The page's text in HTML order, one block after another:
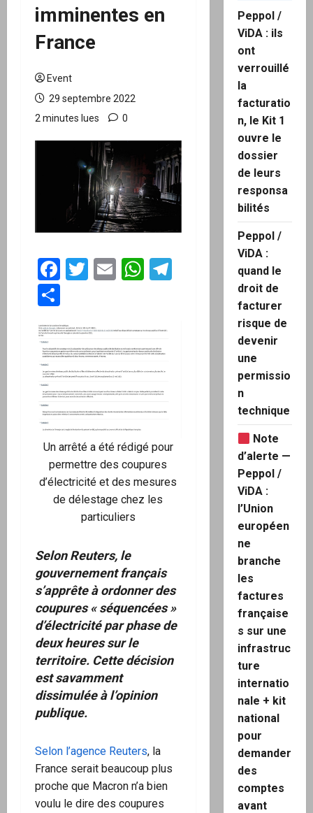
imminentes en
France
Event
29 septembre 2022
2 minutes lues
0
Facebook
Twitter
EmailWhatsApp
Telegram
Un arrêté a été rédigé pour
permettre des coupures
d’électricité et des mesures
de délestage chez les
particuliers
Selon Reuters, le
gouvernement français
s’apprête à ordonner des
coupures « séquencées »
d’électricité par phase de
deux heures sur le
territoire. Cette décision
est savamment
dissimulée à l’opinion
publique.
Selon l’agence Reuters, la
France serait beaucoup plus
proche que Macron n’a bien
voulu le dire des coupures
Peppol /
ViDA : ils
ont
verrouillé
la
facturatio
n, le Kit 1
ouvre le
dossier
de leurs
responsa
bilités
Peppol /
ViDA :
quand le
droit de
facturer
risque de
devenir
une
permissio
n
technique
Note
d’alerte —
Peppol /
ViDA :
l’Union
européen
ne
branche
les
factures
française
s sur une
infrastruc
ture
internatio
nale + kit
national
pour
demander
des
comptes
avant